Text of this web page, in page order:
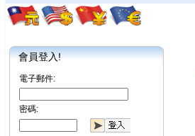
會員登入!
電子郵件:
密碼: